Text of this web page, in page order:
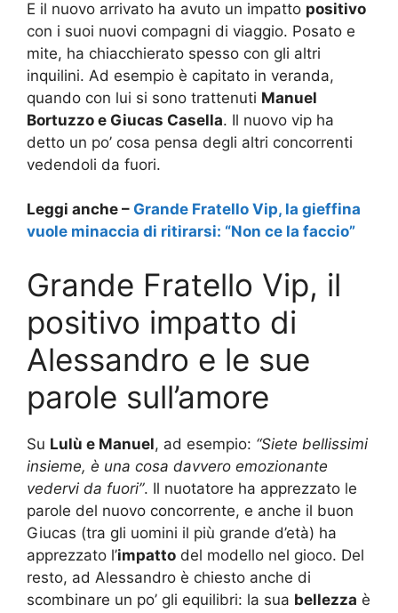
E il nuovo arrivato ha avuto un impatto positivo
con i suoi nuovi compagni di viaggio. Posato e
mite, ha chiacchierato spesso con gli altri
inquilini. Ad esempio è capitato in veranda,
quando con lui si sono trattenuti Manuel
Bortuzzo e Giucas Casella. Il nuovo vip ha
detto un po’ cosa pensa degli altri concorrenti
vedendoli da fuori.
Leggi anche – Grande Fratello Vip, la gieffina
vuole minaccia di ritirarsi: “Non ce la faccio”
Grande Fratello Vip, il
positivo impatto di
Alessandro e le sue
parole sull’amore
Su Lulù e Manuel, ad esempio: “Siete bellissimi
insieme, è una cosa davvero emozionante
vedervi da fuori”. Il nuotatore ha apprezzato le
parole del nuovo concorrente, e anche il buon
Giucas (tra gli uomini il più grande d’età) ha
apprezzato l’impatto del modello nel gioco. Del
resto, ad Alessandro è chiesto anche di
scombinare un po’ gli equilibri: la sua bellezza è